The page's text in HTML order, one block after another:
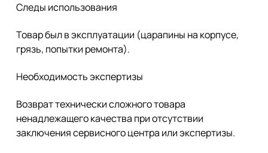
Следы использования
Товар был в эксплуатации (царапины на корпусе,
грязь, попытки ремонта).
Необходимость экспертизы
Возврат технически сложного товара
ненадлежащего качества при отсутствии
заключения сервисного центра или экспертизы.